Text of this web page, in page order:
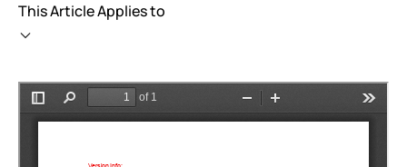
This Article Applies to